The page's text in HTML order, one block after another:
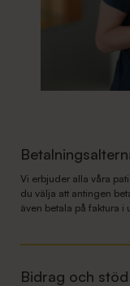
Vi erbjuder alla våra
du välja att antingen
även betala på faktura
Bidrag och stöd